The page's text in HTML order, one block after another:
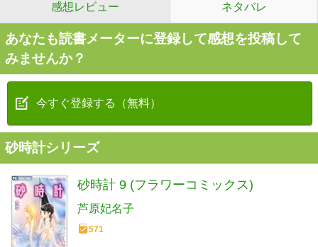
感想レビュー ネタバレ
あなたも読書メーターに登録して感想を投稿して
みませんか？
今すぐ登録する（無料）
砂時計シリーズ
砂時計 9 (フラワーコミックス)
芦原妃名子
571